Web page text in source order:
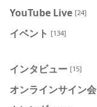
YouTube Live [24]
イベント [134]
インタビュー [15]
オンラインサイン会